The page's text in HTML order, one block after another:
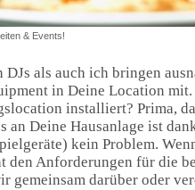
& Events!
als auch ich bringen
in Deine Location mit.
installiert? Prima,
an Deine Hausanlage ist
kein Problem.
den Anforderungen für die
gemeinsam darüber oder